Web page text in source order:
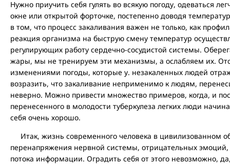
Нужно приучить себя гулять во всякую погоду, одеваться
окне или открытой форточке, постепенно доводя
в том, что процесс закаливания важен не только, как
реакция организма на быструю смену температур
регулирующих работу сердечно-сосудистой системы.
жары, мы не тренируем эти механизмы, а ослабляем их.
изменениями погоды, которые у. незакаленных людей
возразить, что закаливание неприменимо к людям,
неверно. Можно привести множество примеров, когда, и
перенесенного в молодости туберкулеза легких люди
себя очень хорошо.
Итак, жизнь современного человека в цивилизованном
перенапряжения нервной системы, отрицательных
потока информации. Оградить себя от этого невозможно,